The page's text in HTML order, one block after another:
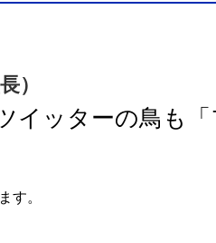
）
イッターの鳥も
す。